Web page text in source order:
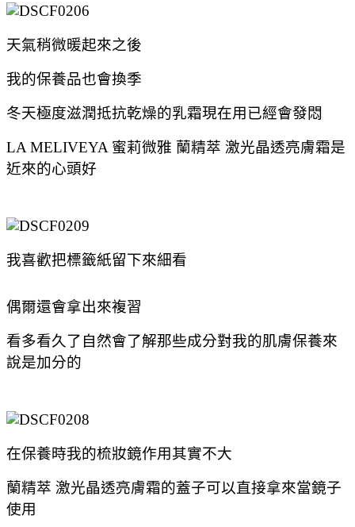
天氣稍微暖起來之後
我的保養品也會換季
冬天極度滋潤抵抗乾燥的乳霜現在用已經會發悶
LA MELIVEYA 蜜莉微雅 蘭精萃 激光晶透亮膚霜是
近來的心頭好
我喜歡把標籤紙留下來細看
偶爾還會拿出來複習
看多看久了自然會了解那些成分對我的肌膚保養來
說是加分的
在保養時我的梳妝鏡作用其實不大
蘭精萃 激光晶透亮膚霜的蓋子可以直接拿來當鏡子
使用